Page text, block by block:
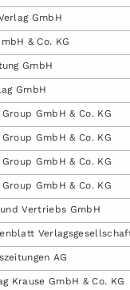
GmbH
& Co. KG
GmbH
GmbH
GmbH & Co. KG
GmbH & Co. KG
GmbH & Co. KG
GmbH & Co. KG
Vertriebs GmbH
AG
Krause GmbH & Co. KG